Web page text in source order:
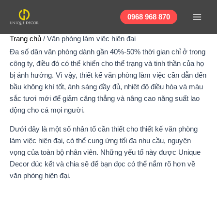
dung
0968 968 870
Trang chủ / Văn phòng làm việc hiện đại
Đa số dân văn phòng dành gần 40%-50% thời gian chỉ ở trong
công ty, điều đó có thể khiến cho thể trạng và tinh thần của họ
bị ảnh hưởng. Vì vậy, thiết kế văn phòng làm việc cần dẫn đến
bầu không khí tốt, ánh sáng đầy đủ, nhiệt độ điều hòa và màu
sắc tươi mới để giảm căng thẳng và nâng cao năng suất lao
động cho cả mọi người.
Dưới đây là một số nhân tố cần thiết cho thiết kế văn phòng
làm việc hiện đại, có thể cung ứng tối đa nhu cầu, nguyện
vọng của toàn bộ nhân viên. Những yếu tố này được Unique
Decor đúc kết và chia sẽ để bạn đọc có thể nắm rõ hơn về
văn phòng hiện đại.